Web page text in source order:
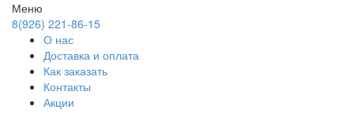
Меню
8(926) 221-86-15
О нас
Доставка и оплата
Как заказать
Контакты
Акции